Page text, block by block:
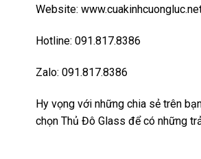
Website:
Hotline: 091.817.8386
Zalo: 091.817.8386
Hy vọng với những chia sẻ trên
chọn Thủ Đô Glass để có những